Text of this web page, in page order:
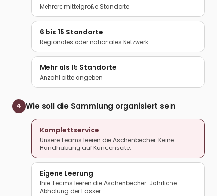
Mehrere mittelgroße Standorte
6 bis 15 Standorte
Regionales oder nationales Netzwerk
Mehr als 15 Standorte
Anzahl bitte angeben
4 Wie soll die Sammlung organisiert sein
Komplettservice
Unsere Teams leeren die Aschenbecher. Keine
Handhabung auf Kundenseite.
Eigene Leerung
Ihre Teams leeren die Aschenbecher. Jährliche
Abholung der Fässer.